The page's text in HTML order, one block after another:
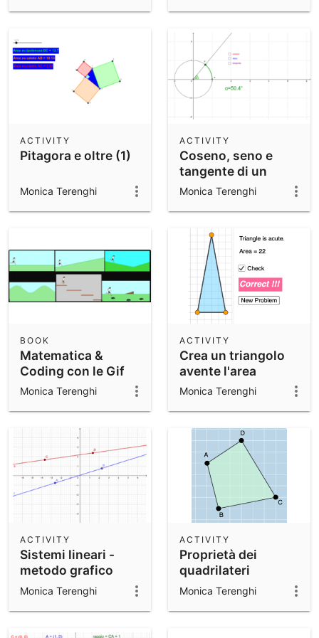
Pitagora e oltre (1)
ACTIVITY
Monica Terenghi
Coseno, seno e
tangente di un
angolo orientato
ACTIVITY
Monica Terenghi
Matematica &
Coding con le Gif
Animate
BOOK
Monica Terenghi
Crea un triangolo
avente l'area
assegnata
ACTIVITY
Monica Terenghi
Sistemi lineari -
metodo grafico
ACTIVITY
Monica Terenghi
Proprietà dei
quadrilateri
ACTIVITY
Monica Terenghi